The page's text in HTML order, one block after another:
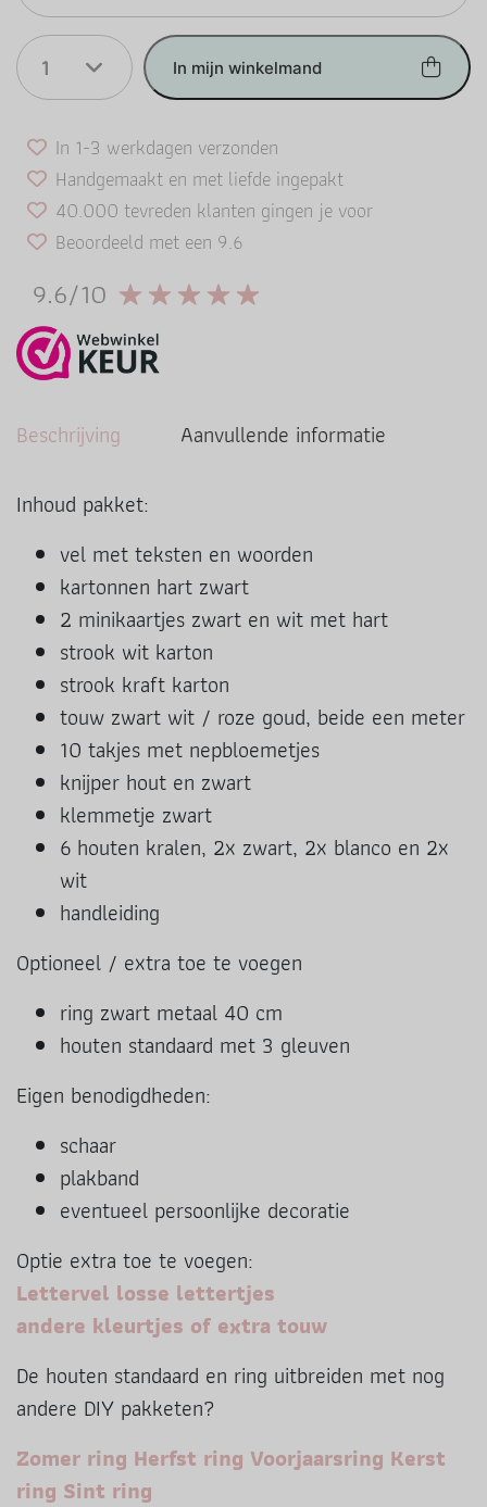
1 In mijn winkelmand
In 1-3 werkdagen verzonden
Handgemaakt en met liefde ingepakt
40.000 tevreden klanten gingen je voor
Beoordeeld met een 9.6
9.6/10
Beschrijving
Aanvullende informatie
Inhoud pakket:
vel met teksten en woorden
kartonnen hart zwart
2 minikaartjes zwart en wit met hart
strook wit karton
strook kraft karton
touw zwart wit / roze goud, beide een meter
10 takjes met nepbloemetjes
knijper hout en zwart
klemmetje zwart
6 houten kralen, 2x zwart, 2x blanco en 2x
wit
handleiding
Optioneel / extra toe te voegen
ring zwart metaal 40 cm
houten standaard met 3 gleuven
Eigen benodigdheden:
schaar
plakband
eventueel persoonlijke decoratie
Optie extra toe te voegen:
Lettervel losse lettertjes
andere kleurtjes of extra touw
De houten standaard en ring uitbreiden met nog
andere DIY pakketen?
Zomer ring Herfst ring Voorjaarsring Kerst
ring Sint ring